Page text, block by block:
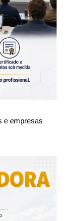
e empresas